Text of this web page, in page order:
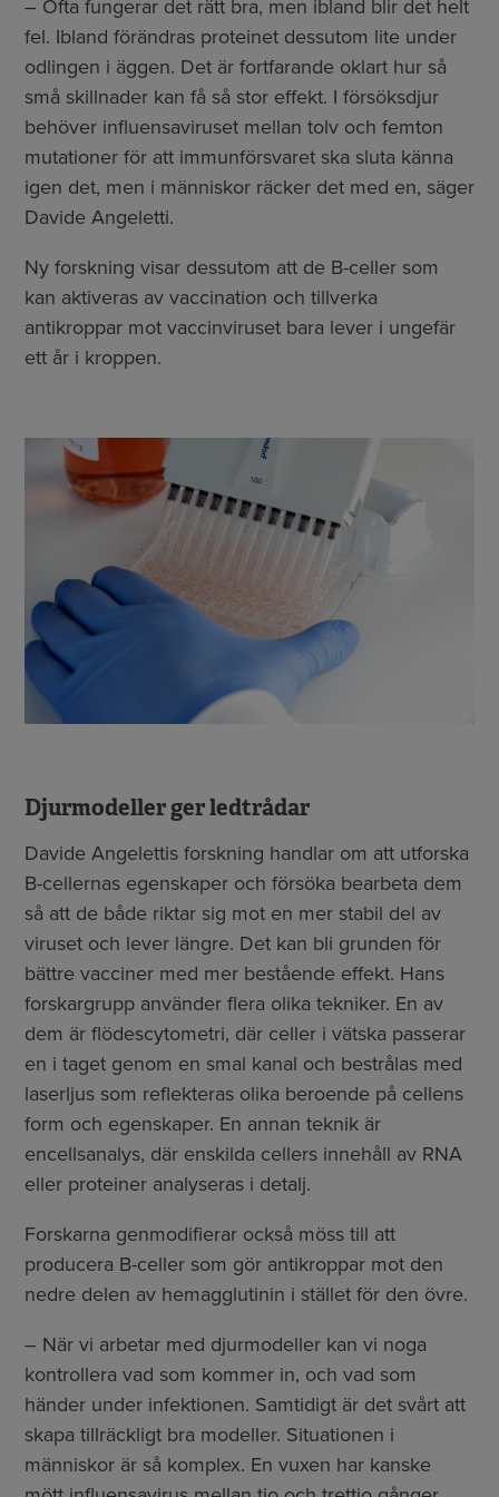
– Ofta fungerar det rätt bra, men ibland blir det helt
fel. Ibland förändras proteinet dessutom lite under
odlingen i äggen. Det är fortfarande oklart hur så
små skillnader kan få så stor effekt. I försöksdjur
behöver influensaviruset mellan tolv och femton
mutationer för att immunförsvaret ska sluta känna
igen det, men i människor räcker det med en, säger
Davide Angeletti.
Ny forskning visar dessutom att de B-celler som
kan aktiveras av vaccination och tillverka
antikroppar mot vaccinviruset bara lever i ungefär
ett år i kroppen.
Djurmodeller ger ledtrådar
Davide Angelettis forskning handlar om att utforska
B-cellernas egenskaper och försöka bearbeta dem
så att de både riktar sig mot en mer stabil del av
viruset och lever längre. Det kan bli grunden för
bättre vacciner med mer bestående effekt. Hans
forskargrupp använder flera olika tekniker. En av
dem är flödescytometri, där celler i vätska passerar
en i taget genom en smal kanal och bestrålas med
laserljus som reflekteras olika beroende på cellens
form och egenskaper. En annan teknik är
encellsanalys, där enskilda cellers innehåll av RNA
eller proteiner analyseras i detalj.
Forskarna genmodifierar också möss till att
producera B-celler som gör antikroppar mot den
nedre delen av hemagglutinin i stället för den övre.
– När vi arbetar med djurmodeller kan vi noga
kontrollera vad som kommer in, och vad som
händer under infektionen. Samtidigt är det svårt att
skapa tillräckligt bra modeller. Situationen i
människor är så komplex. En vuxen har kanske